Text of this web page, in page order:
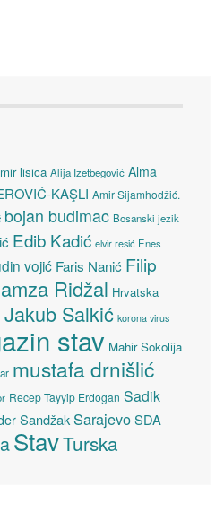
lisica Alija Izetbegović Alma
KAŞLI Amir Sijamhodžić.
bojan budimac Bosanski jezik
Edib Kadić elvir resić Enes
vojić Faris Nanić Filip
Ridžal Hrvatska
Jakub Salkić korona virus
stav Mahir Sokolija
mustafa drnišlić
Recep Tayyip Erdogan Sadik
SandžakSarajevoSDA
StavTurska